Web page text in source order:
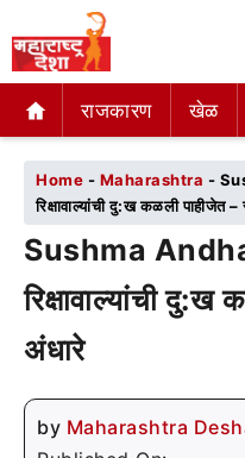
राजकारण खेळ
राजकारण खेळ
Home - Maharashtra -
रिक्षावाल्यांची दु:ख कळली पाहीजेत
Sushma
रिक्षावाल्यांची
अंधारे
by Maharashtra